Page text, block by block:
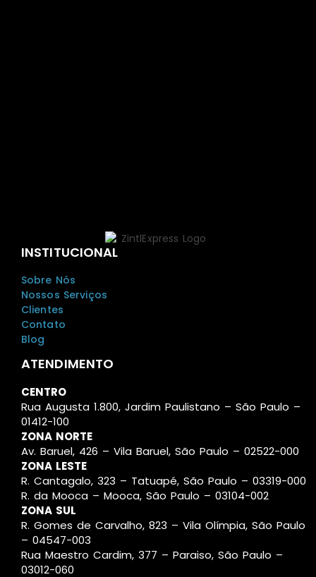
INSTITUCIONAL
Sobre Nós
Nossos Serviços
Clientes
Contato
Blog
ATENDIMENTO
CENTRO
Rua Augusta 1.800, Jardim Paulistano – São Paulo –
01412-100
ZONA NORTE
Av. Baruel, 426 – Vila Baruel, São Paulo – 02522-000
ZONA LESTE
R. Cantagalo, 323 – Tatuapé, São Paulo – 03319-000
R. da Mooca – Mooca, São Paulo – 03104-002
ZONA SUL
R. Gomes de Carvalho, 823 – Vila Olímpia, São Paulo
– 04547-003
Rua Maestro Cardim, 377 – Paraiso, São Paulo –
03012-060